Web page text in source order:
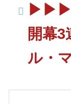
▶▶▶
開幕
ル・